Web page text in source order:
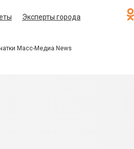
Эксперты города
Масс-Медиа News